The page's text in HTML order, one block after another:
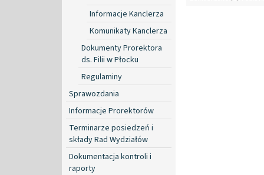
Informacje Kanclerza
Komunikaty Kanclerza
Dokumenty Prorektora
ds. Filii w Płocku
Regulaminy
Sprawozdania
Informacje Prorektorów
Terminarze posiedzeń i
składy Rad Wydziałów
Dokumentacja kontroli i
raporty